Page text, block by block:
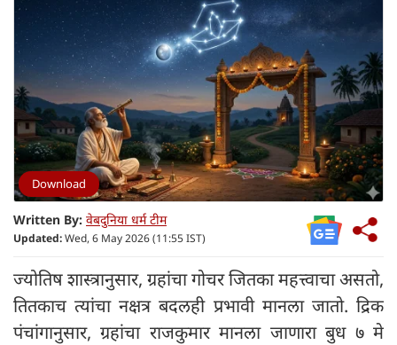
Download
Written By: वेबदुनिया धर्म टीम
Updated:Wed, 6 May 2026 (11:55 IST)
ज्योतिष शास्त्रानुसार, ग्रहांचा गोचर जितका महत्त्वाचा असतो,
तितकाच त्यांचा नक्षत्र बदलही प्रभावी मानला जातो. द्रिक
पंचांगानुसार, ग्रहांचा राजकुमार मानला जाणारा बुध ७ मे